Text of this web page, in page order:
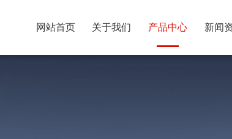
网站首页 关于我们 产品中心 新闻